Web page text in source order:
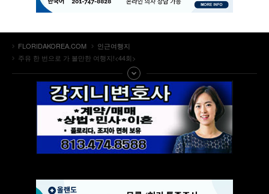
FLORIDAKOREA.COM
인근여행지
주유 한 번으로 가 볼만한 여행지!<44회>